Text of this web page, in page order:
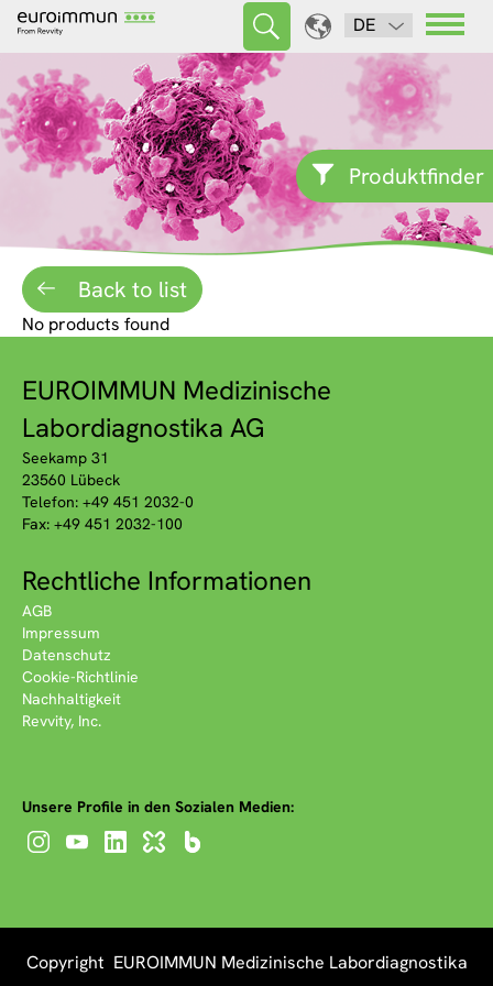
DE
Produktfinder
Back to list
No products found
EUROIMMUN Medizinische
Labordiagnostika AG
Seekamp 31
23560 Lübeck
Telefon: +49 451 2032-0
Fax: +49 451 2032-100
Rechtliche Informationen
AGB
Impressum
Datenschutz
Cookie-Richtlinie
Nachhaltigkeit
Revvity, Inc.
Unsere Profile in den Sozialen Medien:
Copyright EUROIMMUN Medizinische Labordiagnostika